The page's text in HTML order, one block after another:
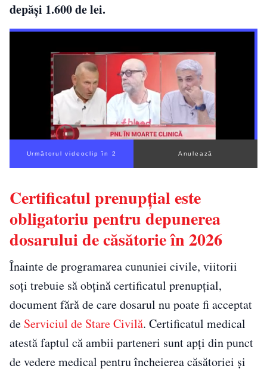
depăși 1.600 de lei.
Următorul videoclip în 1 Anulează
Certificatul prenupțial este
obligatoriu pentru depunerea
dosarului de căsătorie în 2026
Înainte de programarea cununiei civile, viitorii
soți trebuie să obțină certificatul prenupțial,
document fără de care dosarul nu poate fi acceptat
de Serviciul de Stare Civilă. Certificatul medical
atestă faptul că ambii parteneri sunt apți din punct
de vedere medical pentru încheierea căsătoriei și